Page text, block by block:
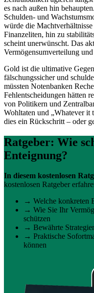
es nach außen hin
Schulden- und
würde die
Finanzeliten, hin zu
scheint unerwünscht. Das
Vermögensumverteilung
Gold ist die ultimative
fälschungssicher und
müssten Notenbanken
Fehlentscheidungen hätten
von Politikern und
Wohltaten und „Whatever it
dies ein Rückschritt – oder
Ratgeber: Wie
Enteignung?
In diesem kostenlosen
kostenlosen Ratgeber
→ Welche konkreten
→ Wie Sie Ihr
schützen
→ Bewährte
→ Praktische
können